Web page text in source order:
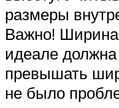
размеры
Важно! Ширина
идеале
превышать
не было